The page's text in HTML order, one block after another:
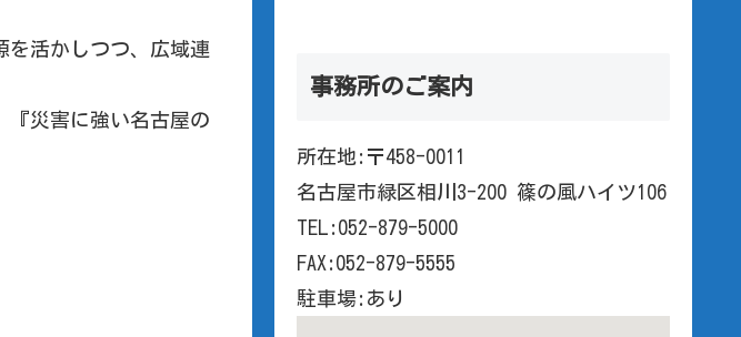
を活かしつつ、広域連
『災害に強い名古屋の
事務所のご案内
所在地:〒458-0011
名古屋市緑区相川3-200 篠の風ハイツ106
TEL:052-879-5000
FAX:052-879-5555
駐車場:あり